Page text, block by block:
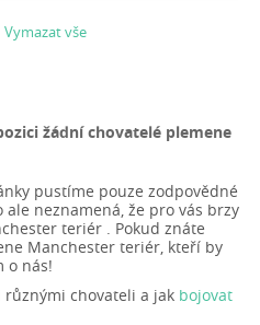
Vymazat vše
žádní chovatelé plemene
pustíme pouze zodpovědné
neznamená, že pro vás brzy
teriér . Pokud znáte
Manchester teriér, kteří by
o nás!
chovateli a jak bojovat